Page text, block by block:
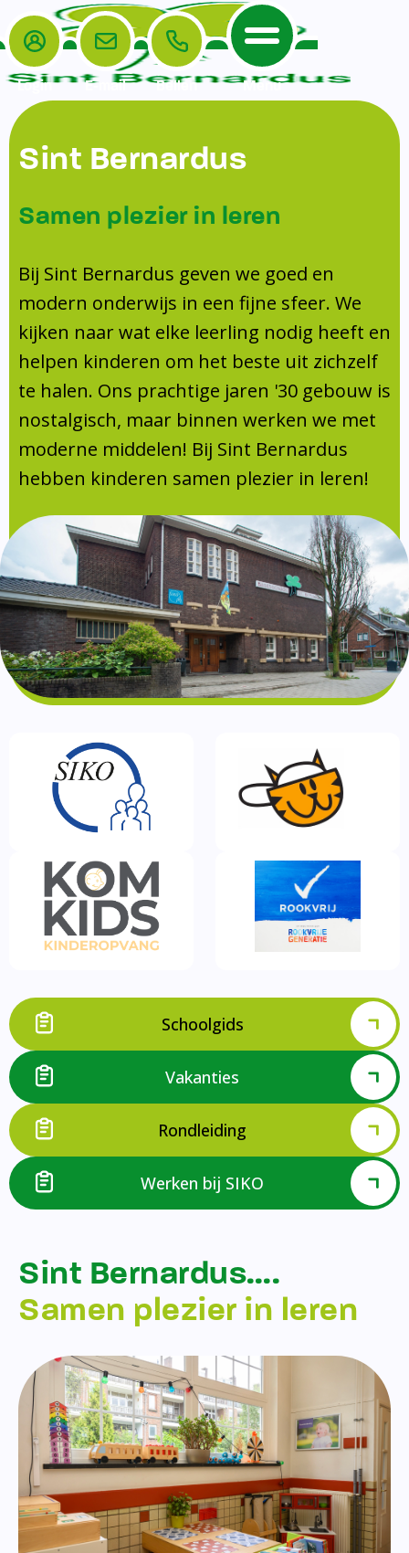
Home
De School
Veiligheidsplan
Onderwijs
Leerlingenraad
Leerlingenzorg
Doorstroomtoets
Jeugdprofessional op school
Centrum Jeugd en Gezin
Schoollogopedie
schoolondersteuningsprofiel
Schooltijden
Absentie
Vakanties
Aanmelden
Schoolgids
Gezonde school
Kinderopvang
BSO
Routebeschrijving
Privacy
Het Team
Ouders
Ouders
TussenSchoolse Opvang (TSO)
Ouderraad (OR)
Medezeggenschapsraad (MR)
Formulieren
Klachtenregeling
Contact
Login E-mail Bellen Menu
Sint Bernardus
Samen plezier in leren
Bij Sint Bernardus geven we goed en
modern onderwijs in een fijne sfeer. We
kijken naar wat elke leerling nodig heeft en
helpen kinderen om het beste uit zichzelf
te halen. Ons prachtige jaren '30 gebouw is
nostalgisch, maar binnen werken we met
moderne middelen! Bij Sint Bernardus
hebben kinderen samen plezier in leren!
Schoolgids
Vakanties
Rondleiding
Werken bij SIKO
Sint Bernardus….
Samen plezier in leren